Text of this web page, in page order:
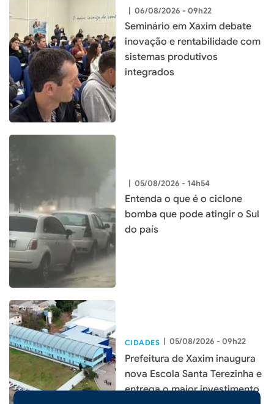
| 06/08/2026 - 09h22
Seminário em Xaxim debate
inovação e rentabilidade com
sistemas produtivos
integrados
| 05/08/2026 - 14h54
Entenda o que é o ciclone
bomba que pode atingir o Sul
do país
CIDADES | 05/08/2026 - 09h22
Prefeitura de Xaxim inaugura
nova Escola Santa Terezinha e
entrega o maior investimento